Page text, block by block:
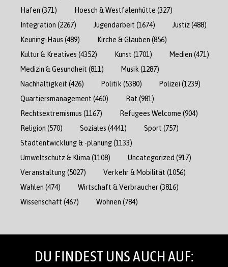
Hafen (371) Hoesch & Westfalenhütte (327)
Integration (2267) Jugendarbeit (1674) Justiz(488)
Keuning-Haus (489) Kirche & Glauben (856)
Kultur & Kreatives (4352) Kunst (1701) Medien (471)
Medizin & Gesundheit (811) Musik (1287)
Nachhaltigkeit (426) Politik (5380) Polizei (1239)
Quartiersmanagement (460) Rat (981)
Rechtsextremismus (1167) Refugees Welcome (904)
Religion (570) Soziales (4441) Sport (757)
Stadtentwicklung & -planung(1133)
Umweltschutz & Klima (1108) Uncategorized (917)
Veranstaltung(5027) Verkehr & Mobilität (1056)
Wahlen (474) Wirtschaft & Verbraucher(3816)
Wissenschaft (467) Wohnen (784)
DU FINDEST UNS AUCH AUF: